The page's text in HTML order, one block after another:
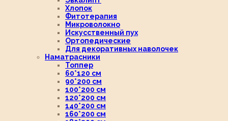
Хлопок
Фитотерапия
Микроволокно
Искусственный пух
Ортопедические
Для декоративных наволочек
Наматрасники
Топпер
60*120 см
90*200 см
100*200 см
120*200 см
140*200 см
160*200 см